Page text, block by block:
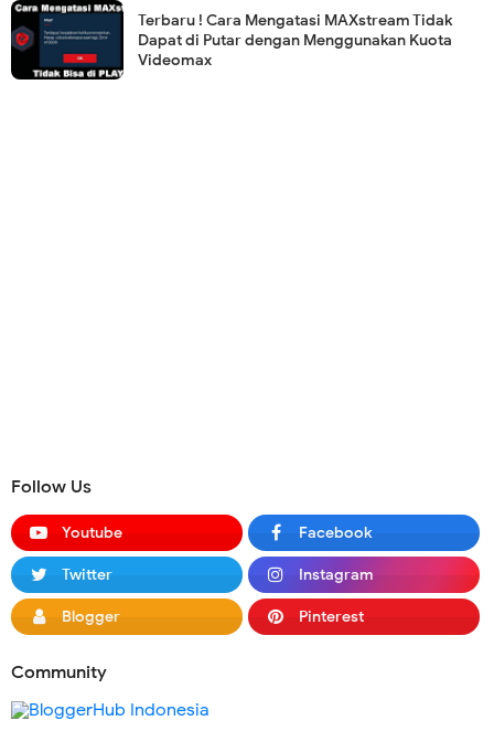
Terbaru ! Cara Mengatasi MAXstream Tidak
Dapat di Putar dengan Menggunakan Kuota
Videomax
Follow Us
Youtube Facebook
Twitter Instagram
Blogger Pinterest
Community